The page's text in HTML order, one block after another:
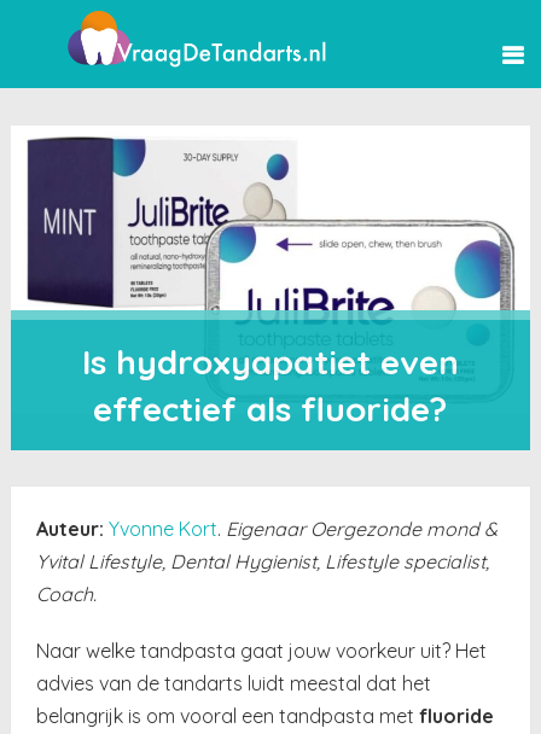
Is hydroxyapatiet even
effectief als fluoride?
Auteur: Yvonne Kort. Eigenaar Oergezonde mond &
Yvital Lifestyle, Dental Hygienist, Lifestyle specialist,
Coach.
Naar welke tandpasta gaat jouw voorkeur uit? Het
advies van de tandarts luidt meestal dat het
belangrijk is om vooral een tandpasta metfluoride